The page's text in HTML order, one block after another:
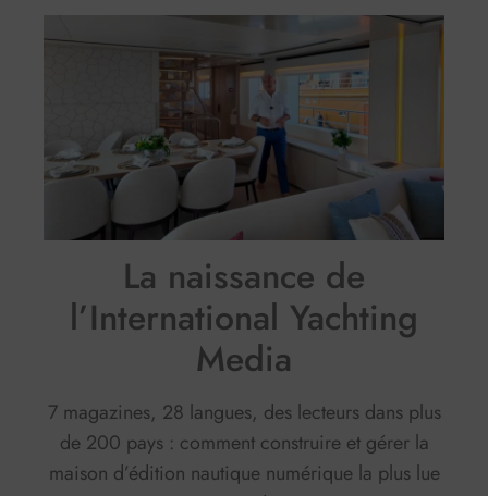
La naissance de
l’International Yachting
Media
7 magazines, 28 langues, des lecteurs dans plus
de 200 pays : comment construire et gérer la
maison d’édition nautique numérique la plus lue